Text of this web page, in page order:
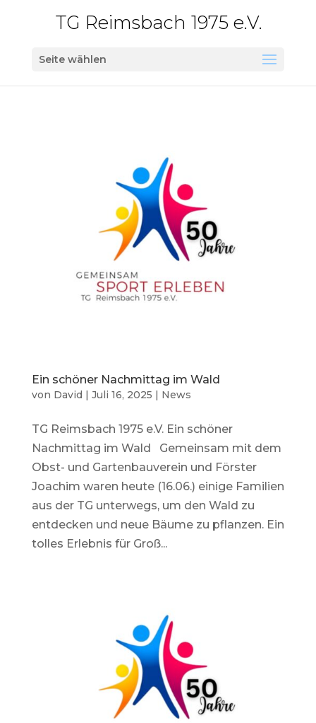
TG Reimsbach 1975 e.V.
Seite wählen
Ein schöner Nachmittag im Wald
von David | Juli 16, 2025 | News
TG Reimsbach 1975 e.V. Ein schöner
Nachmittag im Wald Gemeinsam mit dem
Obst- und Gartenbauverein und Förster
Joachim waren heute (16.06.) einige Familien
aus der TG unterwegs, um den Wald zu
entdecken und neue Bäume zu pflanzen. Ein
tolles Erlebnis für Groß...